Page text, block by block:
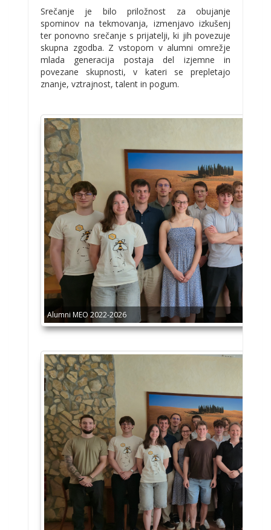
Srečanje je bilo priložnost za obujanje
spominov na tekmovanja, izmenjavo izkušenj
ter ponovno srečanje s prijatelji, ki jih povezuje
skupna zgodba. Z vstopom v alumni omrežje
mlada generacija postaja del izjemne in
povezane skupnosti, v kateri se prepletajo
znanje, vztrajnost, talent in pogum.
Alumni MEO 2022-2026